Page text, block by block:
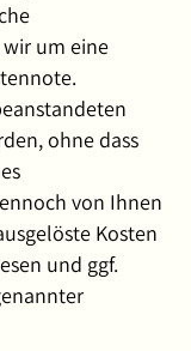
um eine
ohne dass
von Ihnen
Kosten
und ggf.